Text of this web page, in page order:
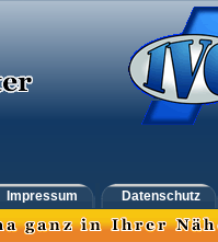
Impressum Datenschutz